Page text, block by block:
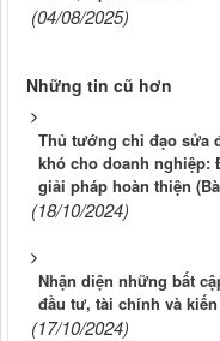
(04/08/2025)
Những tin cũ hơn
Thủ tướng chỉ đạo sửa
khó cho doanh nghiệp:
giải pháp hoàn thiện
(18/10/2024)
Nhận diện những bất
đầu tư, tài chính và
(17/10/2024)